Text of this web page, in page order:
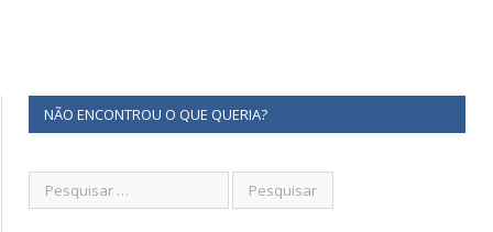
NÃO ENCONTROU O QUE QUERIA?